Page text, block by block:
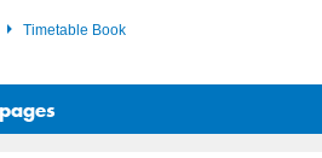
Timetable Book